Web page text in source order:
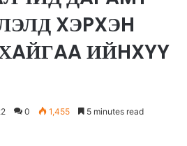
XЭPXЭH
ИЙHXYY
0 1,455 5 minutes read